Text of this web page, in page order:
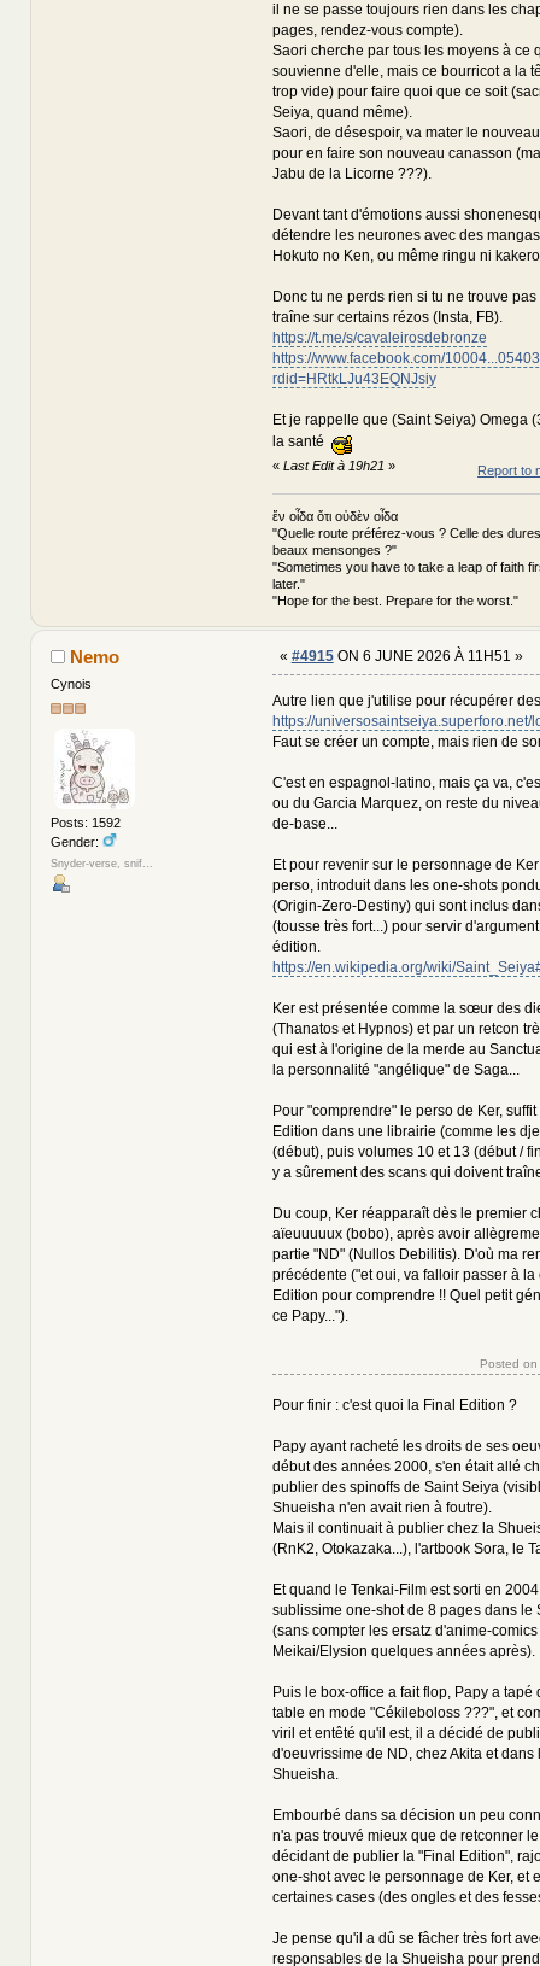
il ne se passe toujours rien dans les
pages, rendez-vous compte).
Saori cherche par tous les moyens à ce
souvienne d'elle, mais ce bourricot a la
trop vide) pour faire quoi que ce soit
Seiya, quand même).
Saori, de désespoir, va mater le
pour en faire son nouveau canasson
Jabu de la Licorne ???).
Devant tant d'émotions aussi
détendre les neurones avec des
Hokuto no Ken, ou même ringu ni
Donc tu ne perds rien si tu ne trouve
traîne sur certains rézos (Insta, FB).
https://t.me/s/cavaleirosdebronze
https://www.facebook.com/
rdid=HRtkLJu43EQNJsiy
Et je rappelle que (Saint Seiya) Omega
la santé
« Last Edit à 19h21 » Report to
ἕν οἶδα ὅτι οὐδὲν οἶδα
"Quelle route préférez-vous ? Celle des
beaux mensonges ?"
"Sometimes you have to take a leap of faith
later."
"Hope for the best. Prepare for the worst."
Nemo
Cynois
Posts: 1592
Gender:
Snyder-verse, snif...
« #4915ON 6 JUNE 2026 À 11H51 »
Autre lien que j'utilise pour récupérer
https://universosaintseiya.superforo.net/
Faut se créer un compte, mais rien de
C'est en espagnol-latino, mais ça va,
ou du Garcia Marquez, on reste du
de-base...
Et pour revenir sur le personnage de
perso, introduit dans les one-shots
(Origin-Zero-Destiny) qui sont inclus
(tousse très fort...) pour servir
édition.
https://en.wikipedia.org/wiki/
Ker est présentée comme la sœur des
(Thanatos et Hypnos) et par un retcon
qui est à l'origine de la merde au
la personnalité "angélique" de Saga...
Pour "comprendre" le perso de Ker,
Edition dans une librairie (comme les
(début), puis volumes 10 et 13 (début /
y a sûrement des scans qui doivent
Du coup, Ker réapparaît dès le premier
aïeuuuuux (bobo), après avoir
partie "ND" (Nullos Debilitis). D'où ma
précédente ("et oui, va falloir passer à
Edition pour comprendre !! Quel petit
ce Papy...").
Posted
Pour finir : c'est quoi la Final Edition ?
Papy ayant racheté les droits de ses
début des années 2000, s'en était allé
publier des spinoffs de Saint Seiya
Shueisha n'en avait rien à foutre).
Mais il continuait à publier chez la
(RnK2, Otokazaka...), l'artbook Sora, le
Et quand le Tenkai-Film est sorti en
sublissime one-shot de 8 pages dans le
(sans compter les ersatz d'anime-comics
Meikai/Elysion quelques années après).
Puis le box-office a fait flop, Papy a tapé
table en mode "Cékileboloss ???", et
viril et entêté qu'il est, il a décidé de
d'oeuvrissime de ND, chez Akita et dans
Shueisha.
Embourbé dans sa décision un peu
n'a pas trouvé mieux que de retconner
décidant de publier la "Final Edition",
one-shot avec le personnage de Ker, et
certaines cases (des ongles et des
Je pense qu'il a dû se fâcher très fort
responsables de la Shueisha pour